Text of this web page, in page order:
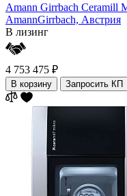
Amann Girrbach Ceramill
AmannGirrbach, Австрия
В лизинг
4 753 475 ₽
В корзину Запросить КП